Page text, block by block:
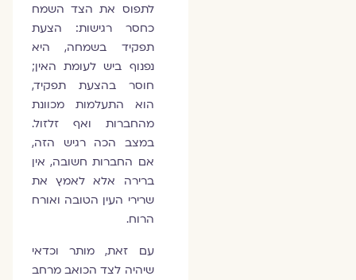
לתפוס את הצד השמח
כחסר רגישות: הצעת
תפקיד בשמחה, היא
נפנוף ביש לעומת האין;
חוסר בהצעת תפקיד,
הוא התעלמות מכוונת
מהחברות ואף זלזול.
במצב הכה רגיש הזה,
אם החברות חשובה, אין
ברירה אלא לאמץ את
שרירי העין הטובה ואורח
הרוח.
עם זאת, מותר וכדאי
שיהיה לצד הכואב מרחב